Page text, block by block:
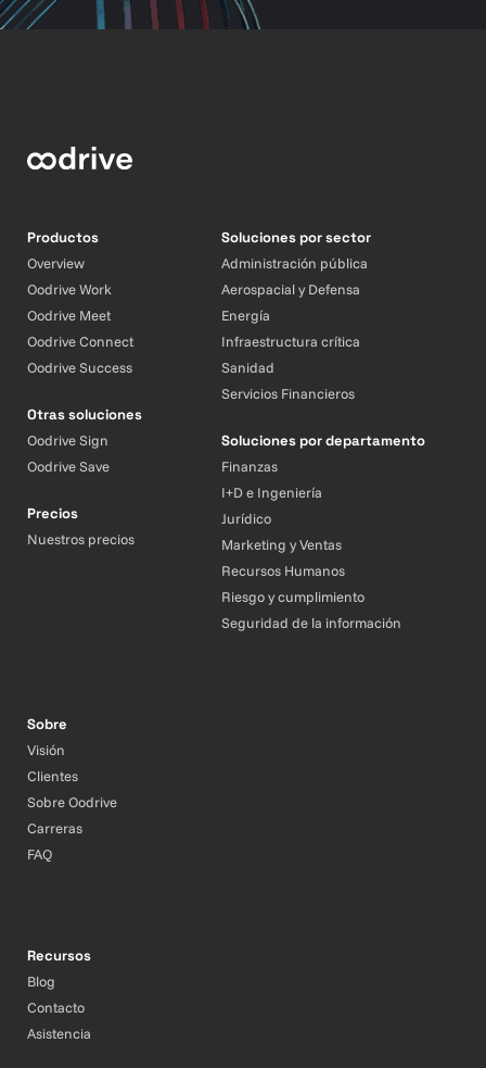
Productos
Overview
Oodrive Work
Oodrive Meet
Oodrive Connect
Oodrive Success
Otras soluciones
Oodrive Sign
Oodrive Save
Precios
Nuestros precios
Soluciones por sector
Administración pública
Aerospacial y Defensa
Energía
Infraestructura crítica
Sanidad
Servicios Financieros
Soluciones por departamento
Finanzas
I+D e Ingeniería
Jurídico
Marketing y Ventas
Recursos Humanos
Riesgo y cumplimiento
Seguridad de la información
Sobre
Visión
Clientes
Sobre Oodrive
Carreras
FAQ
Recursos
Blog
Contacto
Asistencia